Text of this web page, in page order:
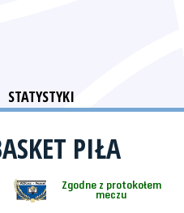
STATYSTYKI
PIŁA
Zgodne z protokołem
meczu